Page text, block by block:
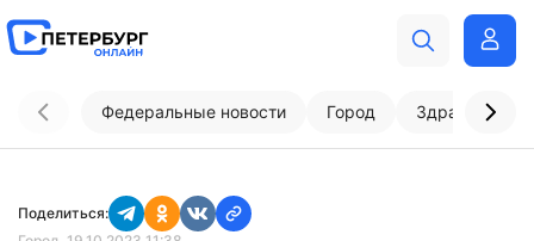
Федеральные новости Город
Поделиться: